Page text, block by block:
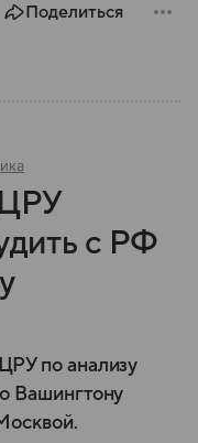
Поделиться
с РФ
по анализу
Вашингтону